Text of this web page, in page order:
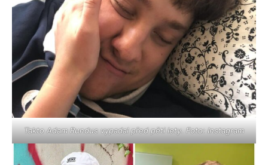
Takto Adam Rundus vypadal před pěti lety. Foto: Instagram